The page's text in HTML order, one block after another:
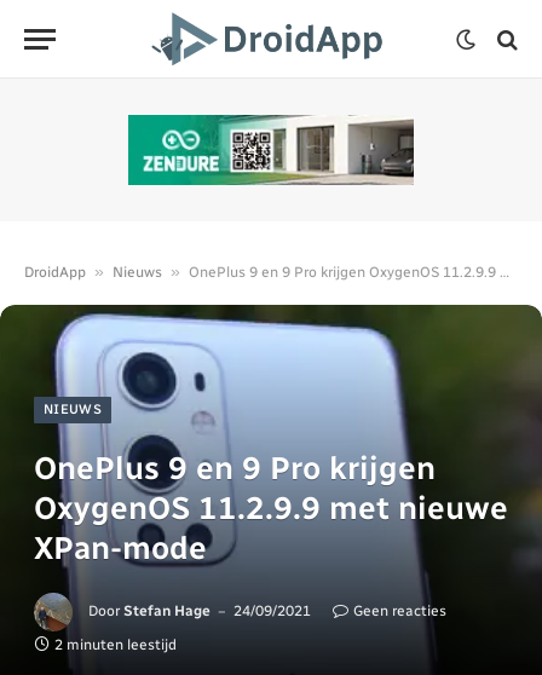
DroidApp » Nieuws » OnePlus 9 en 9 Pro krijgen OxygenOS 11.2.9.9 met nieuwe XPan-mode
NIEUWS
OnePlus 9 en 9 Pro krijgen
OxygenOS 11.2.9.9 met nieuwe
XPan-mode
Door Stefan Hage 24/09/2021
Geen reacties
2 minuten leestijd